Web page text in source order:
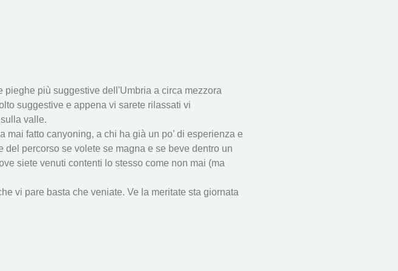
più suggestive dell'Umbria a circa mezzora
suggestive e appena vi sarete rilassati vi
valle.
fatto canyoning, a chi ha già un po’ di esperienza e
percorso se volete se magna e se beve dentro un
siete venuti contenti lo stesso come non mai (ma
vi pare basta che veniate. Ve la meritate sta giornata